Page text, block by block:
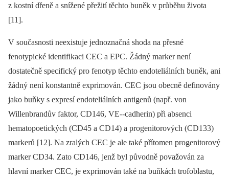
z kostní dřeně a snížené přežití těchto buněk v průběhu života
[11].
V současnosti neexistuje jednoznačná shoda na přesné
fenotypické identifikaci CEC a EPC. Žádný marker není
dostatečně specifický pro fenotyp těchto endoteliálních buněk, ani
žádný není konstantně exprimován. CEC jsou obecně definovány
jako buňky s expresí endoteliálních antigenů (např. von
Willenbrandův faktor, CD146, VE--cadherin) při absenci
hematopoetických (CD45 a CD14) a progenitorových (CD133)
markerů [12]. Na zralých CEC je ale také přítomen progenitorový
marker CD34. Zato CD146, jenž byl původně považován za
hlavní marker CEC, je exprimován také na buňkách trofoblastu,